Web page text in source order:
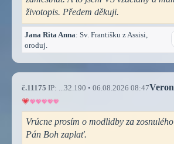
životopis. Předem děkuji.
Jana Rita Anna: Sv. Františku z Assisi,
oroduj.
č.11175 IP: ...32.190 • 06.08.2026 08:47
Vrúcne prosím o modlidby za
Pán Boh zaplať.